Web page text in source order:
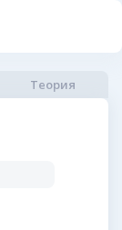
Теория